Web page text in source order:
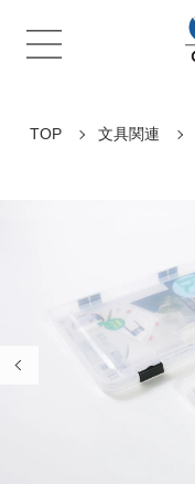
TOP 文具関連